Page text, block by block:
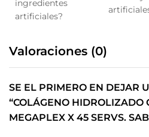
ingredientes
artificiales?
Valoraciones (0)
SE EL PRIMERO EN DEJAR
“COLÁGENO HIDROLIZADO
MEGAPLEX X 45 SERVS.